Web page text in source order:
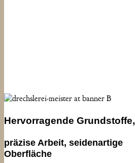
Hervorragende Grundstoffe,
präzise Arbeit, seidenartige
Oberfläche